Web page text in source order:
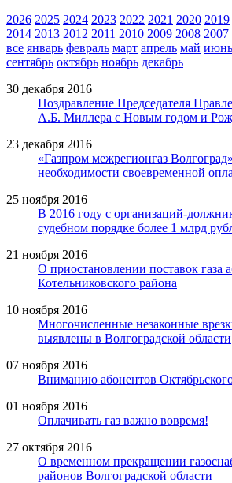
2026 2025 2024 2023 2022 2021 2020 2019
2014 2013 2012 2011 2010 2009 2008 2007
все январь февраль март апрель май июнь
сентябрь октябрь ноябрь декабрь
30 декабря 2016
Поздравление Председателя
А.Б. Миллера с Новым годом и
23 декабря 2016
«Газпром межрегионгаз
необходимости своевременной
25 ноября 2016
В 2016 году с организаций-
судебном порядке более 1 млрд
21 ноября 2016
О приостановлении поставок газа
Котельниковского района
10 ноября 2016
Многочисленные незаконные
выявлены в Волгоградской области
07 ноября 2016
Вниманию абонентов
01 ноября 2016
Оплачивать газ важно вовремя!
27 октября 2016
О временном прекращении
районов Волгоградской области